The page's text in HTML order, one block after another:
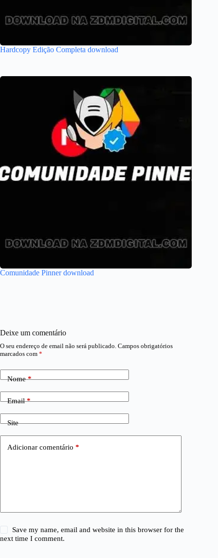
Hardcopy Edição Completa download
Comunidade Pinner download
Deixe um comentário
O seu endereço de email não será publicado. Campos obrigatórios
marcados com *
Nome*
Email*
Site
Adicionar comentário *
Save my name, email and website in this browser for the
next time I comment.